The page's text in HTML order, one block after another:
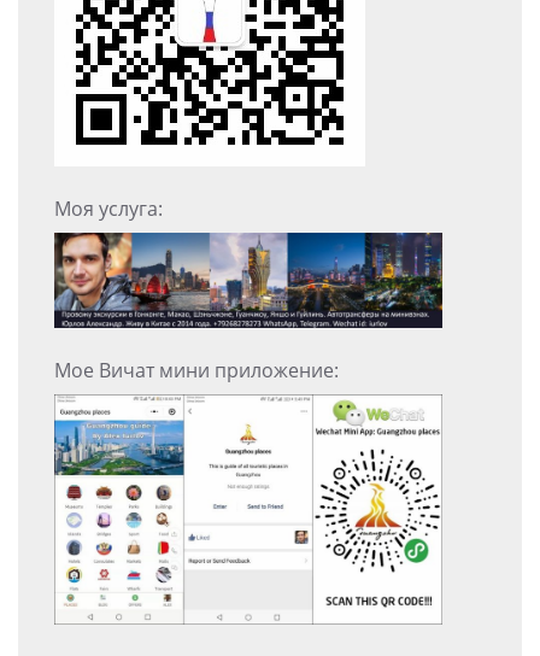
Моя услуга:
Мое Вичат мини приложение: